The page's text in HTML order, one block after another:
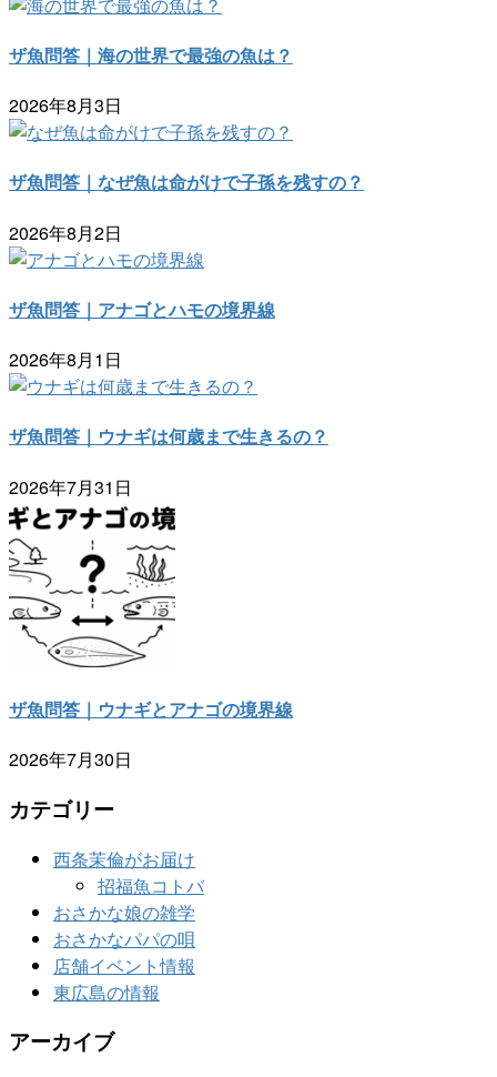
ザ魚問答｜海の世界で最強の魚は？
2026年8月3日
ザ魚問答｜なぜ魚は命がけで子孫を残すの？
2026年8月2日
ザ魚問答｜アナゴとハモの境界線
2026年8月1日
ザ魚問答｜ウナギは何歳まで生きるの？
2026年7月31日
ザ魚問答｜ウナギとアナゴの境界線
2026年7月30日
カテゴリー
西条茉倫がお届け
招福魚コトバ
おさかな娘の雑学
おさかなパパの唄
店舗イベント情報
東広島の情報
アーカイブ